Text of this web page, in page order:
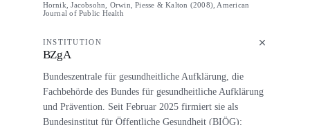
Hornik, Jacobsohn, Orwin, Piesse & Kalton (2008), American
Journal of Public Health
INSTITUTION
BZgA
Bundeszentrale für gesundheitliche Aufklärung, die
Fachbehörde des Bundes für gesundheitliche Aufklärung
und Prävention. Seit Februar 2025 firmiert sie als
Bundesinstitut für Öffentliche Gesundheit (BIÖG);